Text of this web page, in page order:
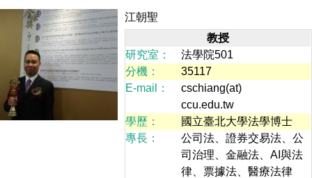
江朝聖
教授
研究室：
法學院501
分機：
35117
E-mail：
cschiang(at)
ccu.edu.tw
學歷：
國立臺北大學法學博士
專長：
公司法、證券交易法、公
司治理、金融法、AI與法
律、票據法、醫療法律